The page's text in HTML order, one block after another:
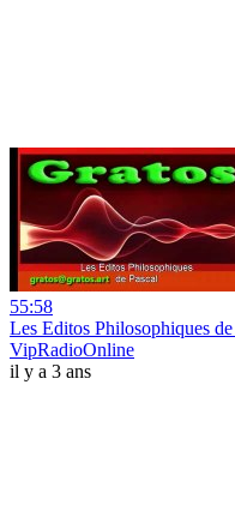
55:58
Les Editos Philosophiques
VipRadioOnline
il y a 3 ans